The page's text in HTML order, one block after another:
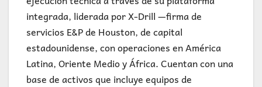
integrada, liderada por X-Drill —firma de
servicios E&P de Houston, de capital
estadounidense, con operaciones en América
Latina, Oriente Medio y África. Cuentan con una
base de activos que incluye equipos de